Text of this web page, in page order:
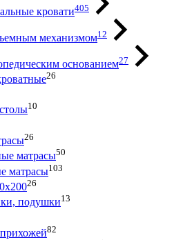
кровати405
механизмом12
основанием27
26
10
26
матрасы50
матрасы103
26
подушки13
82